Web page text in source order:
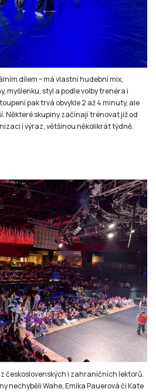
dílem – má vlastní hudební mix,
myšlenku, styl a podle volby trenéra i
pak trvá obvykle 2 až 4 minuty, ale
Některé skupiny začínají trénovat již od
i výraz, většinou několikrát týdně.
československých i zahraničních lektorů.
nechyběli Wahe, Emika Pauerová či Kate